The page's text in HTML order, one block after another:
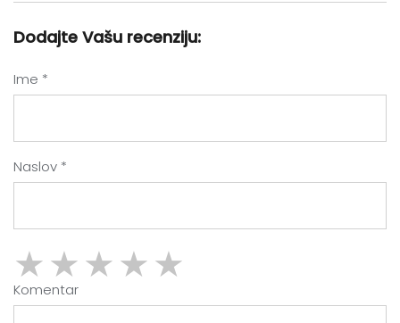
Dodajte Vašu recenziju:
Ime *
Naslov *
★
★
★
★
★
Komentar